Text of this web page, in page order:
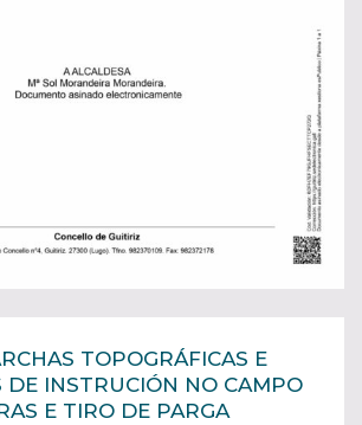
TOPOGRÁFICAS E
DE INSTRUCIÓN NO CAMPO
E TIRO DE PARGA